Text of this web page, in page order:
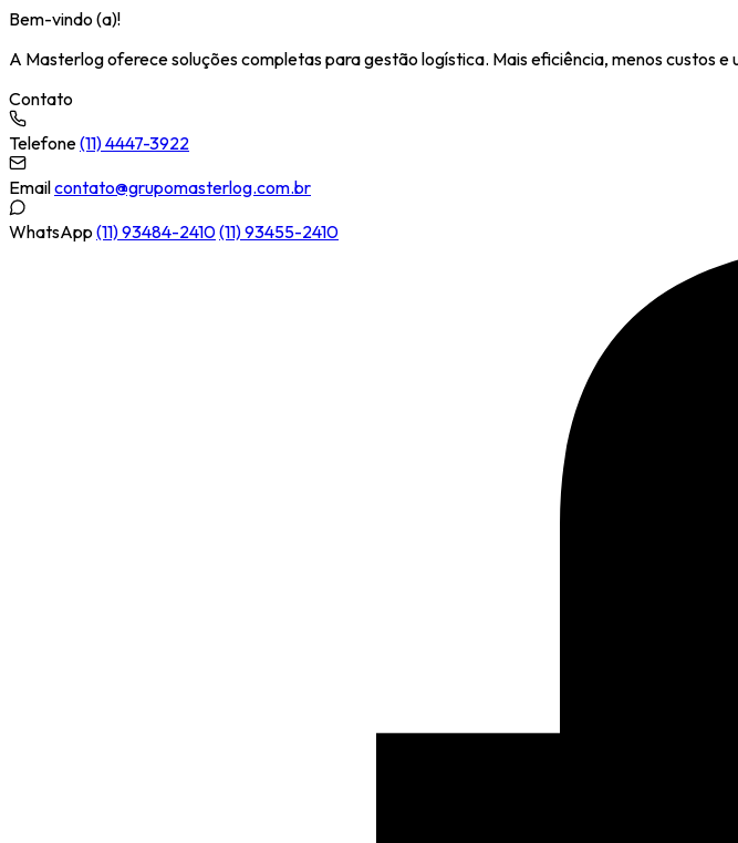
Bem-vindo (a)!
A Masterlog oferece soluções completas para gestão logística. Mais eficiência, menos custos
Contato
Telefone(11) 4447-3922
Emailcontato@grupomasterlog.com.br
WhatsApp (11) 93484-2410(11) 93455-2410